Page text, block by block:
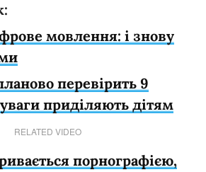
мовлення: і знову
перевірить 9
приділяють дітям
RELATED VIDEO
порнографією,